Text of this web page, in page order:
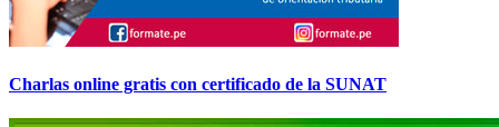
Charlas online gratis con certificado de la SUNAT